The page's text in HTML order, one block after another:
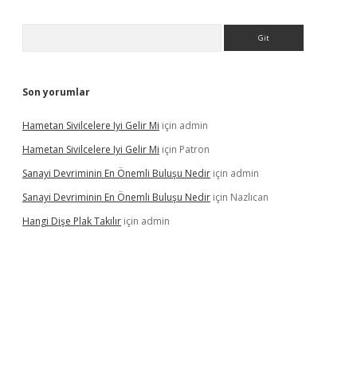
Son yorumlar
Hametan Sivilcelere Iyi Gelir Mi için admin
Hametan Sivilcelere Iyi Gelir Mi için Patron
Sanayi Devriminin En Önemli Buluşu Nedir için admin
Sanayi Devriminin En Önemli Buluşu Nedir için Nazlıcan
Hangi Dişe Plak Takılır için admin